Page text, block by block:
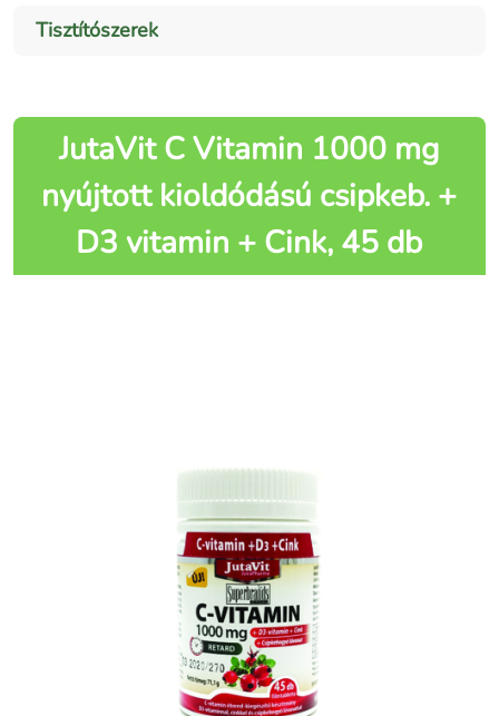
Tisztítószerek
JutaVit C Vitamin 1000 mg
nyújtott kioldódású csipkeb. +
D3 vitamin + Cink, 45 db